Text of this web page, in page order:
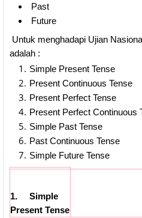
Past
Future
Untuk menghadapi Ujian
adalah :
Simple Present Tense
Present Continuous Tense
Present Perfect Tense
Present Perfect Continuous
Simple Past Tense
Past Continuous Tense
Simple Future Tense
1. Simple
Present Tense